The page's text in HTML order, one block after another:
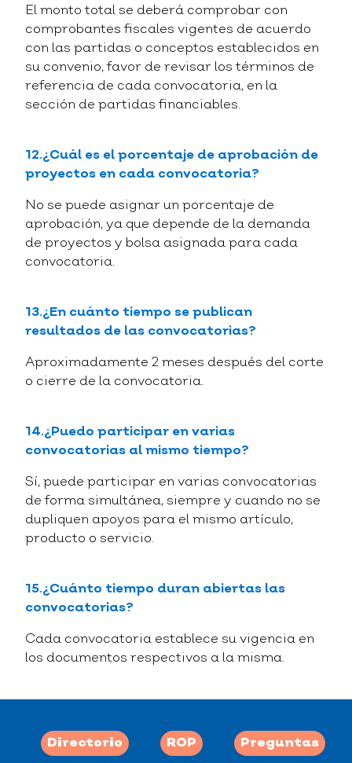
El monto total se deberá comprobar con
comprobantes fiscales vigentes de acuerdo
con las partidas o conceptos establecidos en
su convenio, favor de revisar los términos de
referencia de cada convocatoria, en la
sección de partidas financiables.
12.¿Cuál es el porcentaje de aprobación de
proyectos en cada convocatoria?
No se puede asignar un porcentaje de
aprobación, ya que depende de la demanda
de proyectos y bolsa asignada para cada
convocatoria.
13.¿En cuánto tiempo se publican
resultados de las convocatorias?
Aproximadamente 2 meses después del corte
o cierre de la convocatoria.
14.¿Puedo participar en varias
convocatorias al mismo tiempo?
Sí, puede participar en varias convocatorias
de forma simultánea, siempre y cuando no se
dupliquen apoyos para el mismo artículo,
producto o servicio.
15.¿Cuánto tiempo duran abiertas las
convocatorias?
Cada convocatoria establece su vigencia en
los documentos respectivos a la misma.
Directorio ROP Preguntas